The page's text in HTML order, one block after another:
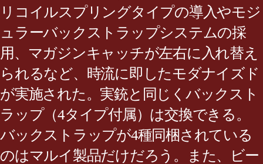
リコイルスプリングタイプの導入やモジ
ュラーバックストラップシステムの採
用、マガジンキャッチが左右に入れ替え
られるなど、時流に即したモダナイズド
が実施された。実銃と同じくバックスト
ラップ（4タイプ付属）は交換できる。
バックストラップが4種同梱されている
のはマルイ製品だけだろう。また、ビー